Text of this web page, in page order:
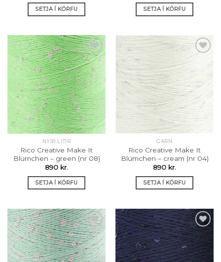
SETJA Í KÖRFU SETJA Í KÖRFU
Setja á
óskalista
NÝIR LITIR
Rico Creative Make It
Blümchen – green (nr 08)
890 kr.
SETJA Í KÖRFU
Setja á
óskalista
GARN
Rico Creative Make It
Blümchen – cream (nr 04)
890 kr.
SETJA Í KÖRFU
Setja á
óskalista
Setja á
óskalista